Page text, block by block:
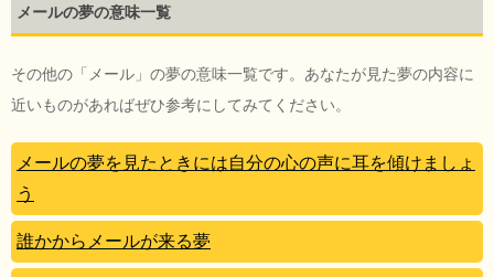
メールの夢の意味一覧
その他の「メール」の夢の意味一覧です。あなたが見た夢の内容に
近いものがあればぜひ参考にしてみてください。
メールの夢を見たときには自分の心の声に耳を傾けましょ
う
誰かからメールが来る夢